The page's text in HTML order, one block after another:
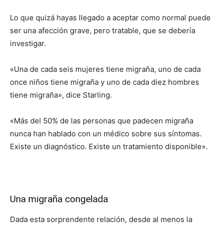
Lo que quizá hayas llegado a aceptar como normal puede
ser una afección grave, pero tratable, que se debería
investigar.
«Una de cada seis mujeres tiene migraña, uno de cada
once niños tiene migraña y uno de cada diez hombres
tiene migraña», dice Starling.
«Más del 50% de las personas que padecen migraña
nunca han hablado con un médico sobre sus síntomas.
Existe un diagnóstico. Existe un tratamiento disponible».
Una migraña congelada
Dada esta sorprendente relación, desde al menos la